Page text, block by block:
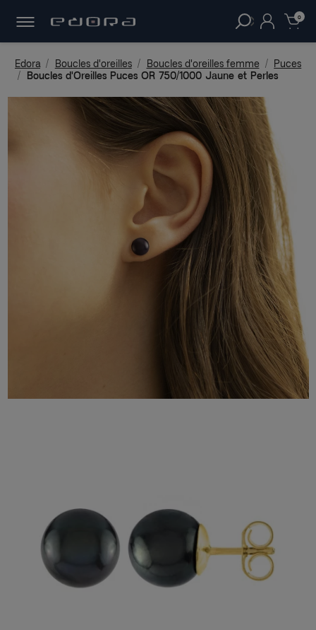
clear 0
Edora Boucles d'oreilles Boucles d'oreilles femme
Puces
Boucles d'Oreilles Puces OR 750/1000 Jaune et Perles